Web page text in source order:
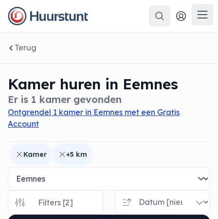
Zoeken
Terug
Kamer huren in Eemnes
Er is 1 kamer gevonden
Ontgrendel 1 kamer in Eemnes met een Gratis
Account
sluiten
Kamer +5 km
Filters [2]